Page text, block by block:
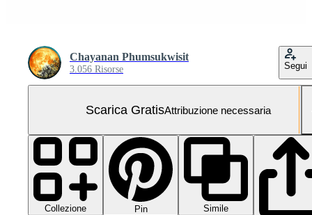
Chayanan Phumsukwisit
3.056 Risorse Segui
Scarica GratisAttribuzione necessaria
Collezione Pin
Simile